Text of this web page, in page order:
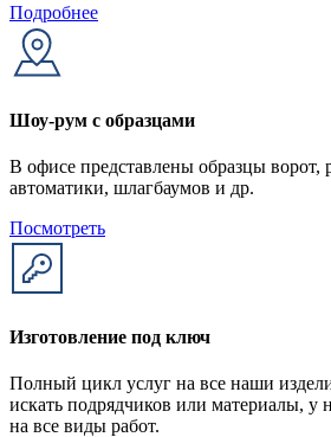
Подробнее
Шоу-рум с образцами
В офисе представлены образцы ворот,
автоматики, шлагбаумов и др.
Посмотреть
Изготовление под ключ
Полный цикл услуг на все наши
искать подрядчиков или материалы, у
на все виды работ.